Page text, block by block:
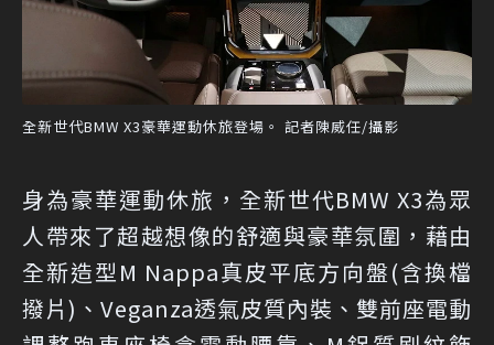
全新世代BMW X3豪華運動休旅登場。 記者陳威任/攝影
身為豪華運動休旅，全新世代BMW X3為眾
人帶來了超越想像的舒適與豪華氛圍，藉由
全新造型M Nappa真皮平底方向盤(含換檔
撥片)、Veganza透氣皮質內裝、雙前座電動